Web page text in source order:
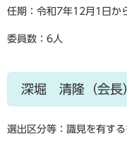
任期：令和7年12月1日か
委員数：6人
深堀 清隆（会長
選出区分等：識見を有する